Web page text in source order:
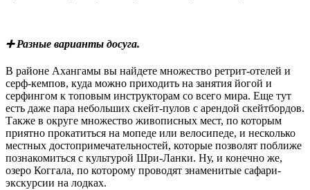
➕ Разные варианты досуга.
В районе Ахангамы вы найдете множество ретрит-отелей и
серф-кемпов, куда можно приходить на занятия йогой и
серфингом к топовым инструкторам со всего мира. Еще тут
есть даже пара небольших скейт-пулов с арендой скейтбордов.
Также в округе множество живописных мест, по которым
приятно прокатиться на мопеде или велосипеде, и несколько
местных достопримечательностей, которые позволят поближе
познакомиться с культурой Шри-Ланки. Ну, и конечно же,
озеро Коггала, по которому проводят знаменитые сафари-
экскурсии на лодках.